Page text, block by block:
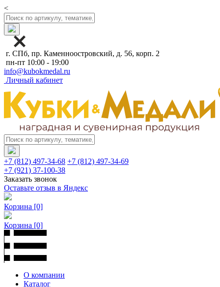
<
г. СПб, пр. Каменноостровский, д. 56, корп. 2
пн-пт 10:00 - 19:00
info@kubokmedal.ru
Личный кабинет
+7 (812) 497-34-68 +7 (812) 497-34-69
+7 (921) 37-100-38
Заказать звонок
Оставьте отзыв в Яндекс
Корзина [0]
Корзина [0]
О компании
Каталог